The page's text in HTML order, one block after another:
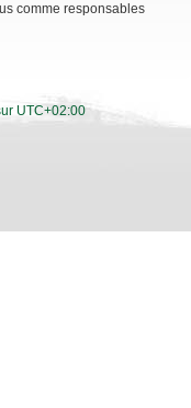
comme responsables
UTC+02:00